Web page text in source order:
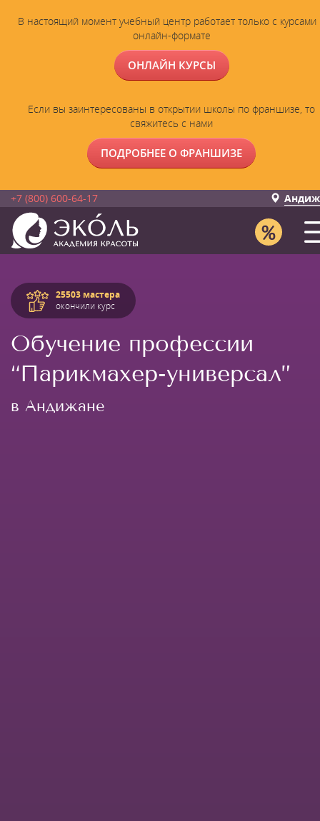
В настоящий момент учебный центр работает только с курсами
онлайн-формате
ОНЛАЙН КУРСЫ
Если вы заинтересованы в открытии школы по франшизе, то
свяжитесь с нами
ПОДРОБНЕЕ О ФРАНШИЗЕ
+7 (800) 600-64-17
25503 мастера
окончили курс
Обучение профессии
“Парикмахер-универсал”
в Андижане